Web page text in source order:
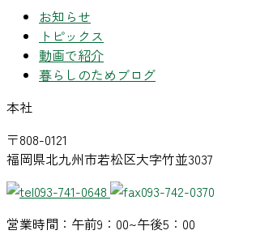
お知らせ
トピックス
動画で紹介
暮らしのためブログ
本社
〒808-0121
福岡県北九州市若松区大字竹並3037
093-741-0648
093-742-0370
営業時間：午前9：00~午後5：00